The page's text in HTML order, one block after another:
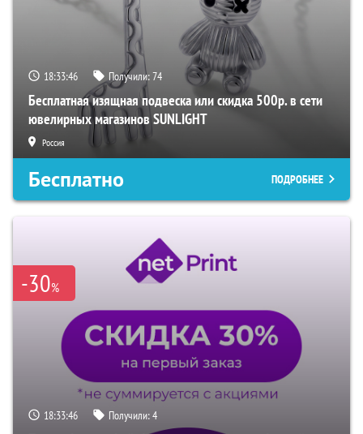
18:33:45 Получили:74
Бесплатная изящная подвеска или скидка 500р. в сети
ювелирных магазинов SUNLIGHT
Россия
Бесплатно ПОДРОБНЕЕ
-30%
18:33:45 Получили:4